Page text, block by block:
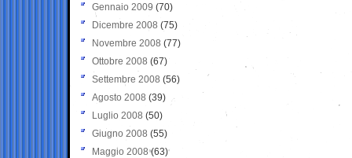
Gennaio 2009 (70)
Dicembre 2008 (75)
Novembre 2008 (77)
Ottobre 2008 (67)
Settembre 2008 (56)
Agosto 2008 (39)
Luglio 2008 (50)
Giugno 2008 (55)
Maggio 2008(63)